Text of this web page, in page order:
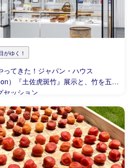
がゆく！
ってきた！ジャパン・ハウス
）『土佐虎斑竹』展示と、竹を五感
セッション